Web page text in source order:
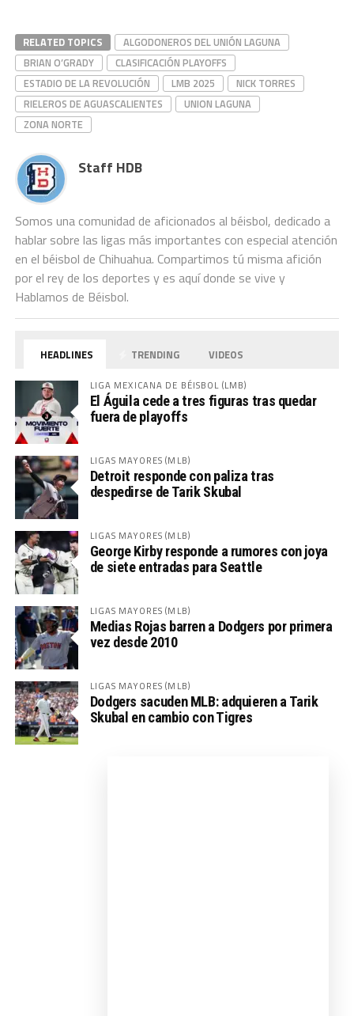
RELATED TOPICS
ALGODONEROS DEL UNIÓN LAGUNA
BRIAN O’GRADY
CLASIFICACIÓN PLAYOFFS
ESTADIO DE LA REVOLUCIÓN
LMB 2025
NICK TORRES
RIELEROS DE AGUASCALIENTES
UNION LAGUNA
ZONA NORTE
Staff HDB
Somos una comunidad de aficionados al béisbol, dedicado a
hablar sobre las ligas más importantes con especial atención
en el béisbol de Chihuahua. Compartimos tú misma afición
por el rey de los deportes y es aquí donde se vive y
Hablamos de Béisbol.
HEADLINES TRENDING VIDEOS
LIGA MEXICANA DE BÉISBOL (LMB)
El Águila cede a tres figuras tras quedar
fuera de playoffs
LIGAS MAYORES (MLB)
Detroit responde con paliza tras
despedirse de Tarik Skubal
LIGAS MAYORES (MLB)
George Kirby responde a rumores con joya
de siete entradas para Seattle
LIGAS MAYORES (MLB)
Medias Rojas barren a Dodgers por primera
vez desde 2010
LIGAS MAYORES (MLB)
Dodgers sacuden MLB: adquieren a Tarik
Skubal en cambio con Tigres